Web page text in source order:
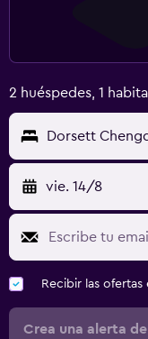
2 huéspedes, 1
Dorsett
vie. 14/8
Recibir las
Crea una alerta